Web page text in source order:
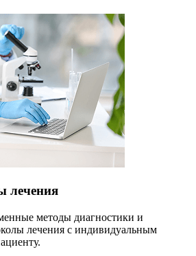
лечения
методы диагностики и
лечения с индивидуальным